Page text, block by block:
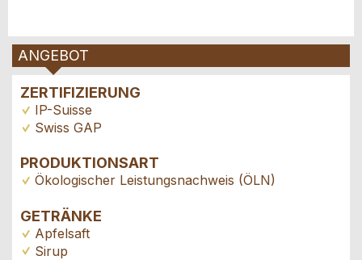
ANGEBOT
ZERTIFIZIERUNG
IP-Suisse
Swiss GAP
PRODUKTIONSART
Ökologischer Leistungsnachweis (ÖLN)
GETRÄNKE
Apfelsaft
Sirup